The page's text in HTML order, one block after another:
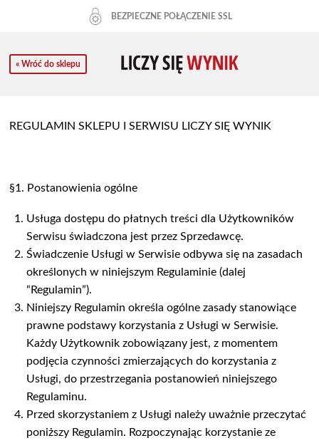
BEZPIECZNE POŁĄCZENIE SSL
« Wróć do sklepu
REGULAMIN SKLEPU I SERWISU LICZY SIĘ WYNIK
§1. Postanowienia ogólne
Usługa dostępu do płatnych treści dla Użytkowników
Serwisu świadczona jest przez Sprzedawcę.
Świadczenie Usługi w Serwisie odbywa się na zasadach
określonych w niniejszym Regulaminie (dalej
“Regulamin”).
Niniejszy Regulamin określa ogólne zasady stanowiące
prawne podstawy korzystania z Usługi w Serwisie.
Każdy Użytkownik zobowiązany jest, z momentem
podjęcia czynności zmierzających do korzystania z
Usługi, do przestrzegania postanowień niniejszego
Regulaminu.
Przed skorzystaniem z Usługi należy uważnie przeczytać
poniższy Regulamin. Rozpoczynając korzystanie ze